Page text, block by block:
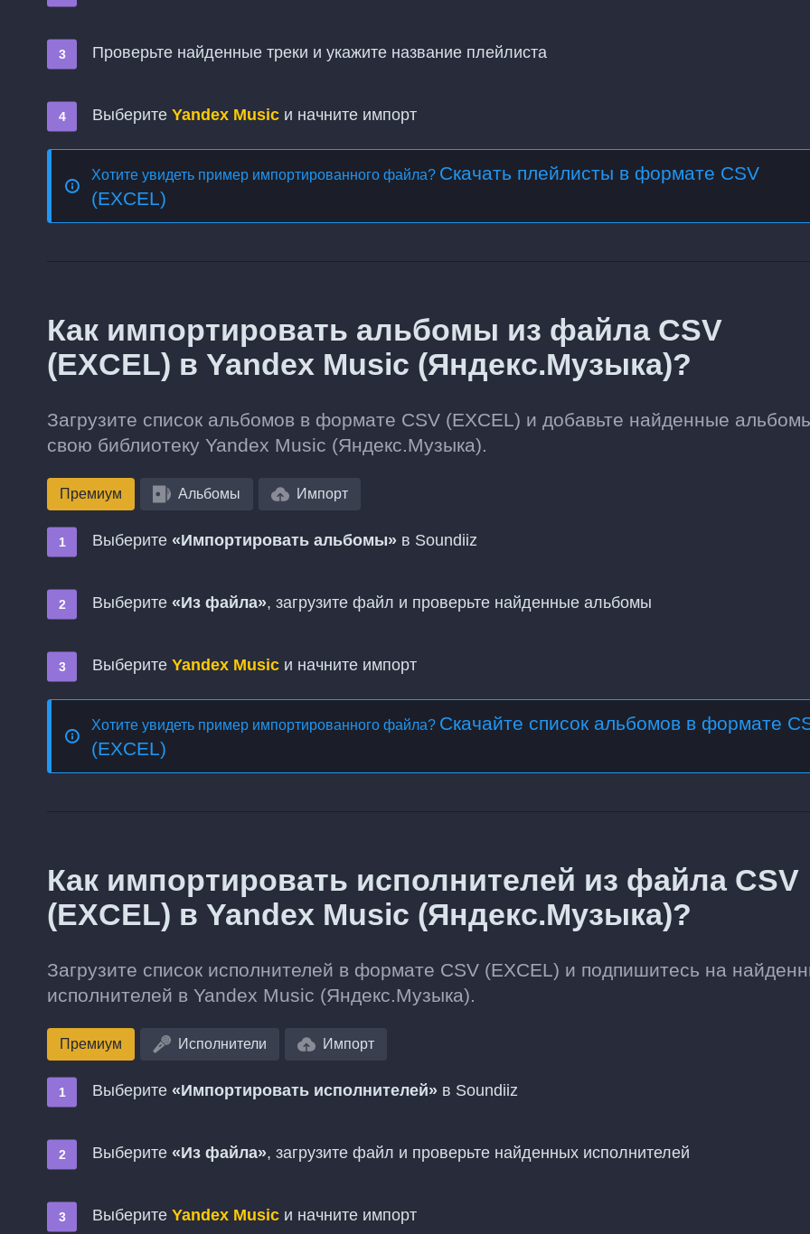
Проверьте найденные треки и укажите название плейлиста
Выберите Yandex Music и начните импорт
Хотите увидеть пример импортированного файла? Скачать плейлисты в формате CSV
(EXCEL)
Как импортировать альбомы из файла CSV
(EXCEL) в Yandex Music (Яндекс.Музыка)?
Загрузите список альбомов в формате CSV (EXCEL) и добавьте найденные
свою библиотеку Yandex Music (Яндекс.Музыка).
Премиум Альбомы Импорт
Выберите «Импортировать альбомы» в Soundiiz
Выберите «Из файла», загрузите файл и проверьте найденные альбомы
Выберите Yandex Music и начните импорт
Хотите увидеть пример импортированного файла? Скачайте список альбомов в формате
(EXCEL)
Как импортировать исполнителей из файла CSV
(EXCEL) в Yandex Music (Яндекс.Музыка)?
Загрузите список исполнителей в формате CSV (EXCEL) и подпишитесь на
исполнителей в Yandex Music (Яндекс.Музыка).
Премиум Исполнители Импорт
Выберите «Импортировать исполнителей» в Soundiiz
Выберите «Из файла», загрузите файл и проверьте найденных исполнителей
Выберите Yandex Music и начните импорт